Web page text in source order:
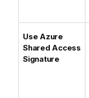
Use Azure
Shared Access
Signature